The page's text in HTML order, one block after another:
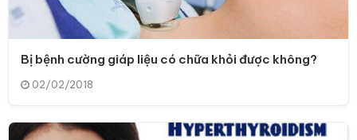
Bị bệnh cường giáp liệu có chữa khỏi được không?
02/02/2018